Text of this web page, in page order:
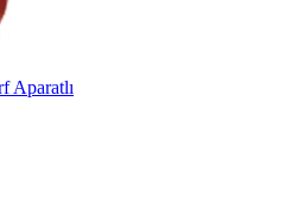
Aparatlı